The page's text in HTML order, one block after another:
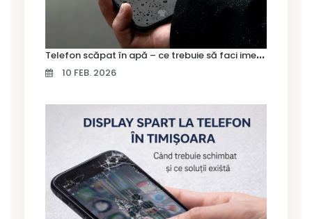
T
elefon scăpat în apă – ce trebuie să faci imediat și ce greșeli să eviți
10 FEB. 2026